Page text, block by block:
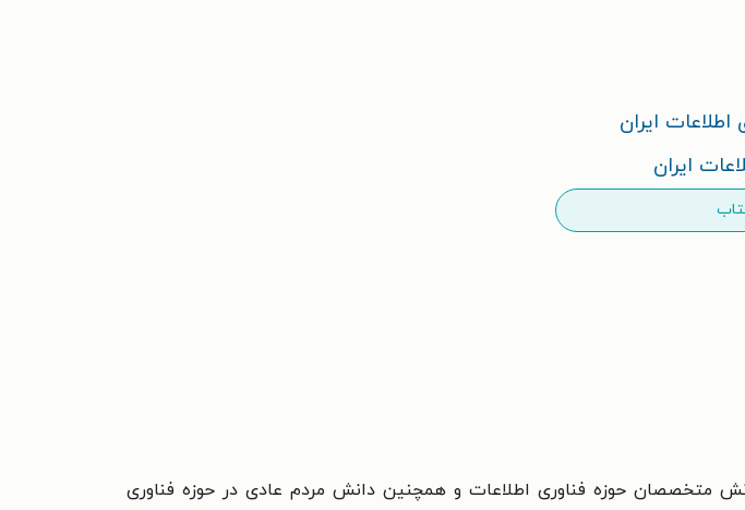
اطلاعات ایران
ایران
متخصصان حوزه فناوری اطلاعات و همچنین دانش مردم عادی در حوزه فناوری